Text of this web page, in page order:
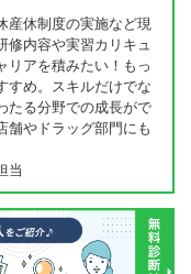
産休制度の実施など現
修内容や実習カリキュ
リアを積みたい！もっ
すめ。スキルだけでな
たる分野での成長がで
舗やドラッグ部門にも
当